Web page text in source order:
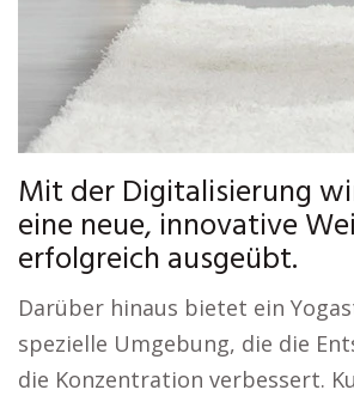
Mit der Digitalisierung
eine neue, innovative
erfolgreich ausgeübt.
Darüber hinaus bietet ein
spezielle Umgebung, die die
die Konzentration verbessert.